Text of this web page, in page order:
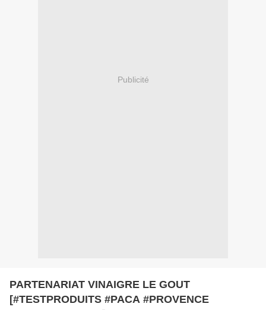
Publicité
PARTENARIAT VINAIGRE LE GOUT
[#TESTPRODUITS #PACA #PROVENCE